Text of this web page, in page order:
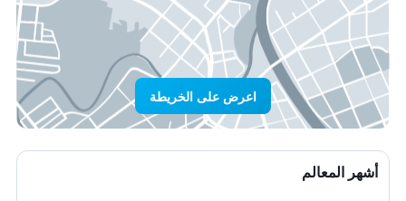
اعرض على الخريطة
أشهر المعالم